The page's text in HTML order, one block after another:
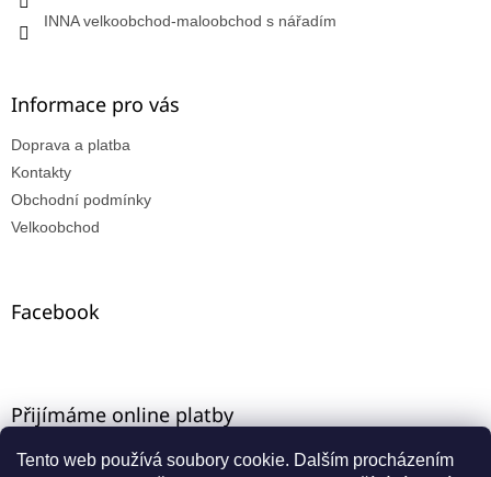
Tento web používá soubory cookie. Dalším procházením
INNA velkoobchod-maloobchod s nářadím
Informace pro vás
Doprava a platba
Kontakty
Obchodní podmínky
Velkoobchod
Facebook
Přijímáme online platby